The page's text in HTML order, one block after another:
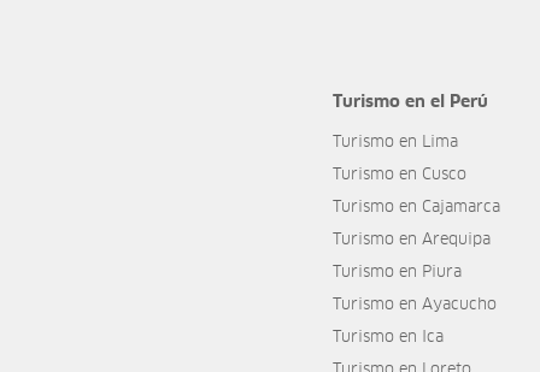
Turismo en el Perú
Turismo en Lima
Turismo en Cusco
Turismo en Cajamarca
Turismo en Arequipa
Turismo en Piura
Turismo en Ayacucho
Turismo en Ica